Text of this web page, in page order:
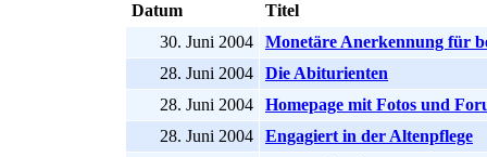
Datum
Titel
30. Juni 2004
Monetäre Anerkennung für
28. Juni 2004
Die Abiturienten
28. Juni 2004
Homepage mit Fotos und
28. Juni 2004
Engagiert in der Altenpflege